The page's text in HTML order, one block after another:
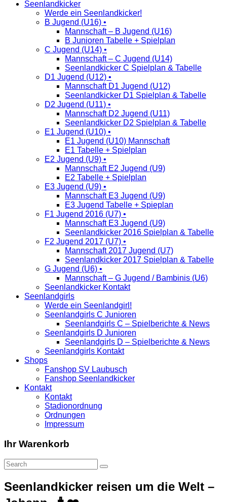
Seenlandkicker
Werde ein Seenlandkicker!
B Jugend (U16) •
Mannschaft – B Jugend (U16)
B Junioren Tabelle + Spielplan
C Jugend (U14) •
Mannschaft – C Jugend (U14)
Seenlandkicker C Spielplan & Tabelle
D1 Jugend (U12) •
Mannschaft D1 Jugend (U12)
Seenlandkicker D1 Spielplan & Tabelle
D2 Jugend (U11) •
Mannschaft D2 Jugend (U11)
Seenlandkicker D2 Spielplan & Tabelle
E1 Jugend (U10) •
E1 Jugend (U10) Mannschaft
E1 Tabelle + Spielplan
E2 Jugend (U9) •
Mannschaft E2 Jugend (U9)
E2 Tabelle + Spielplan
E3 Jugend (U9) •
Mannschaft E3 Jugend (U9)
E3 Jugend Tabelle + Spieplan
F1 Jugend 2016 (U7) •
Mannschaft E3 Jugend (U9)
Seenlandkicker 2016 Spielplan & Tabelle
F2 Jugend 2017 (U7) •
Mannschaft 2017 Jugend (U7)
Seenlandkicker 2017 Spielplan & Tabelle
G Jugend (U6) •
Mannschaft – G Jugend / Bambinis (U6)
Seenlandkicker Kontakt
Seenlandgirls
Werde ein Seenlandgirl!
Seenlandgirls C Junioren
Seenlandgirls C – Spielberichte & News
Seenlandgirls D Junioren
Seenlandgirls D – Spielberichte & News
Seenlandgirls Kontakt
Shops
Fanshop SV Laubusch
Fanshop Seenlandkicker
Kontakt
Kontakt
Stadionordnung
Ordnungen
Impressum
Ihr Warenkorb
Seenlandkicker reisen um die Welt –